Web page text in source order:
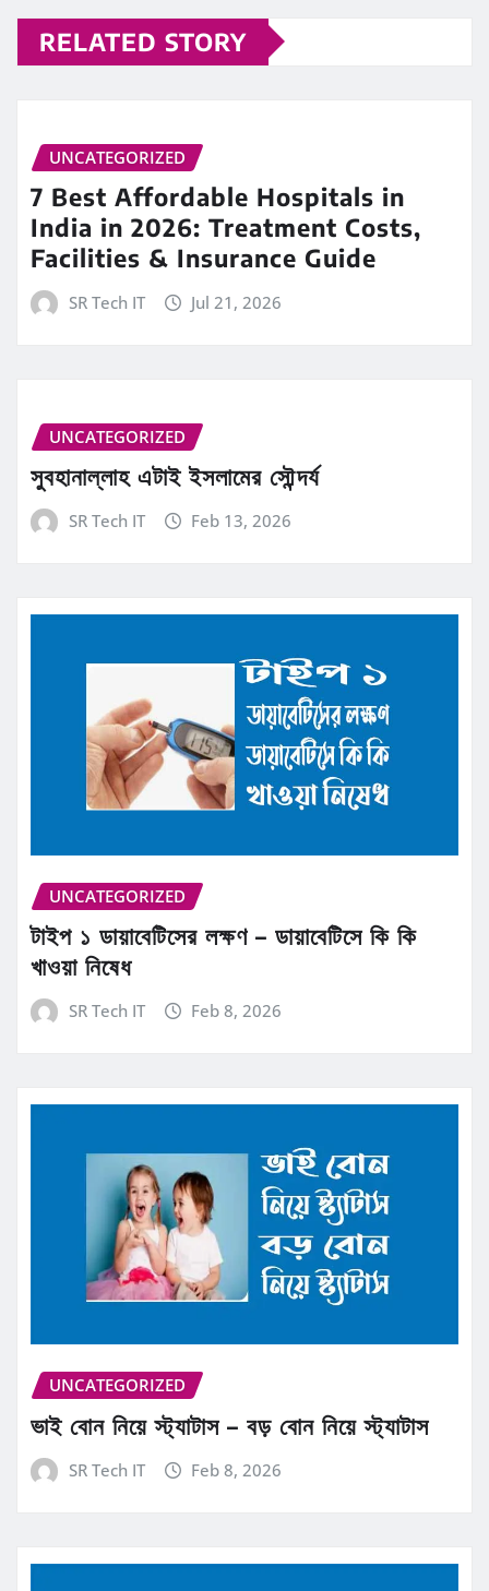
RELATED STORY
UNCATEGORIZED
7 Best Affordable Hospitals in
India in 2026: Treatment Costs,
Facilities & Insurance Guide
SR Tech IT Jul 21, 2026
UNCATEGORIZED
সুবহানাল্লাহ এটাই ইসলামের সৌন্দর্য
SR Tech IT Feb 13, 2026
UNCATEGORIZED
টাইপ ১ ডায়াবেটিসের লক্ষণ – ডায়াবেটিসে কি কি
খাওয়া নিষেধ
SR Tech IT Feb 8, 2026
UNCATEGORIZED
ভাই বোন নিয়ে স্ট্যাটাস – বড় বোন নিয়ে স্ট্যাটাস
SR Tech IT Feb 8, 2026